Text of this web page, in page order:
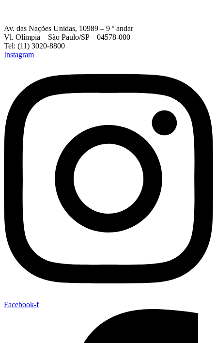
Av. das Nações Unidas, 10989 – 9 º andar
Vl. Olímpia – São Paulo/SP – 04578-000
Tel: (11) 3020-8800
Instagram
Facebook-f